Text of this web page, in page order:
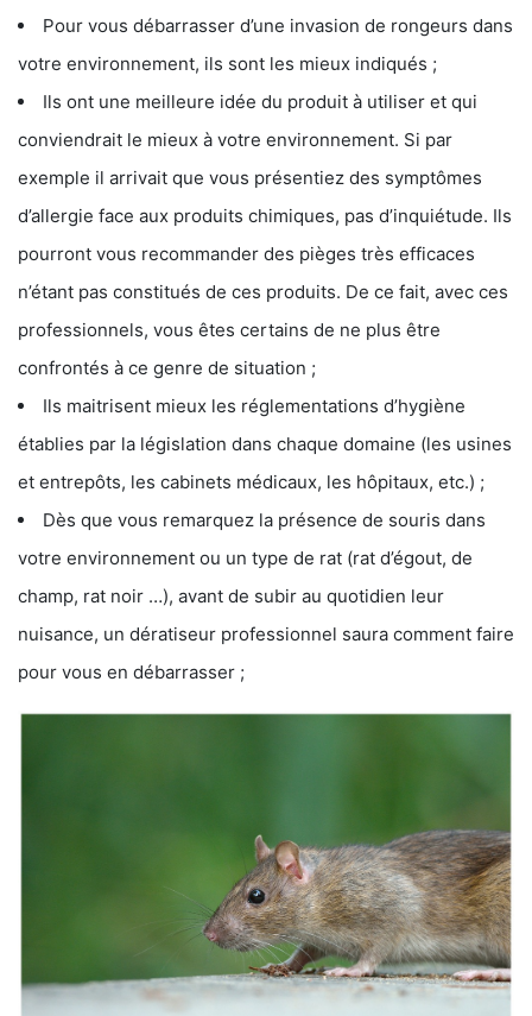
Pour vous débarrasser d’une invasion de rongeurs dans
votre environnement, ils sont les mieux indiqués ;
Ils ont une meilleure idée du produit à utiliser et qui
conviendrait le mieux à votre environnement. Si par
exemple il arrivait que vous présentiez des symptômes
d’allergie face aux produits chimiques, pas d’inquiétude. Ils
pourront vous recommander des pièges très efficaces
n’étant pas constitués de ces produits. De ce fait, avec ces
professionnels, vous êtes certains de ne plus être
confrontés à ce genre de situation ;
Ils maitrisent mieux les réglementations d’hygiène
établies par la législation dans chaque domaine (les usines
et entrepôts, les cabinets médicaux, les hôpitaux, etc.) ;
Dès que vous remarquez la présence de souris dans
votre environnement ou un type de rat (rat d’égout, de
champ, rat noir …), avant de subir au quotidien leur
nuisance, un dératiseur professionnel saura comment faire
pour vous en débarrasser ;